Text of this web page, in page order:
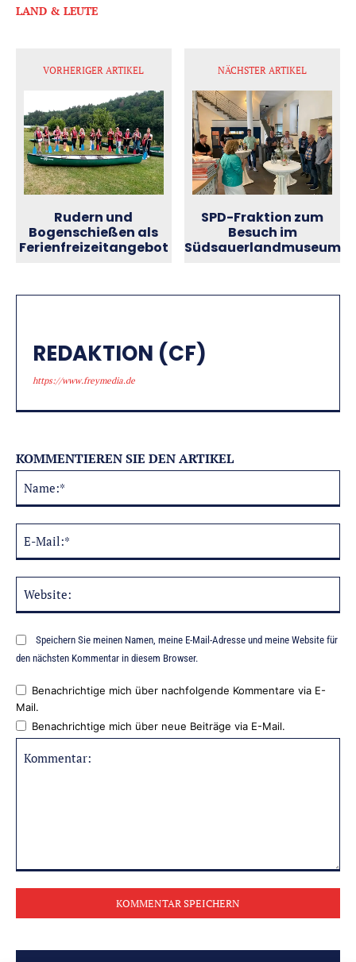
LAND & LEUTE
VORHERIGER ARTIKEL
Rudern und
Bogenschießen als
Ferienfreizeitangebot
NÄCHSTER ARTIKEL
SPD-Fraktion zum
Besuch im
Südsauerlandmuseum
REDAKTION (CF)
https://www.freymedia.de
KOMMENTIEREN SIE DEN ARTIKEL
Speichern Sie meinen Namen, meine E-Mail-Adresse und meine Website für
den nächsten Kommentar in diesem Browser.
Benachrichtige mich über nachfolgende Kommentare via E-
Mail.
Benachrichtige mich über neue Beiträge via E-Mail.